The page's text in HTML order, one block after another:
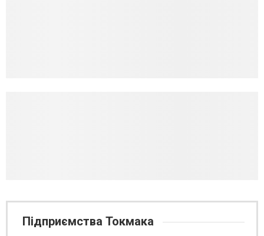
Підприємства Токмака